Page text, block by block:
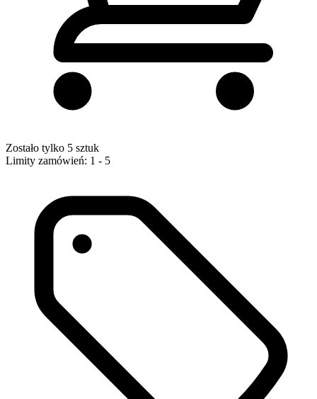
Zostało tylko 5 sztuk
Limity zamówień: 1 - 5